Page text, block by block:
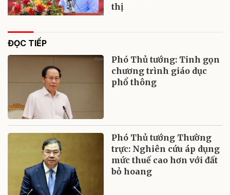
thị
ĐỌC TIẾP
Phó Thủ tướng: Tinh gọn
chương trình giáo dục
phổ thông
Phó Thủ tướng Thường
trực: Nghiên cứu áp dụng
mức thuế cao hơn với đất
bỏ hoang